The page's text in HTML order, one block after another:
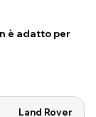
è adatto per
Land Rover